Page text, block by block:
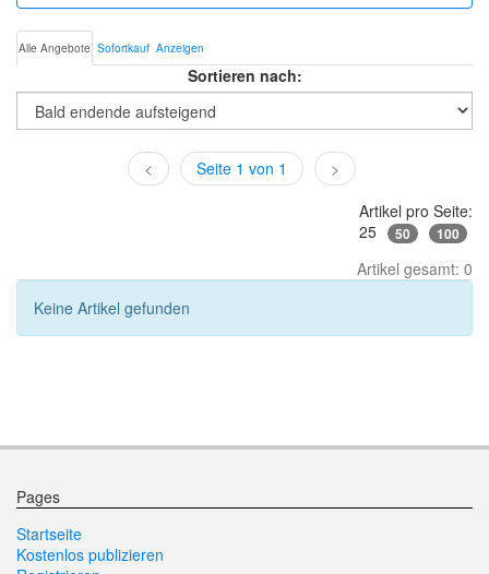
Alle Angebote Sofortkauf Anzeigen
Sortieren nach:
< Seite 1 von 1
>
Artikel pro Seite:
25
50 100
Artikel gesamt: 0
Keine Artikel gefunden
Pages
Startseite
Kostenlos publizieren